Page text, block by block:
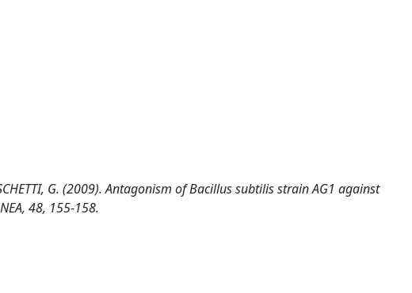
G. (2009). Antagonism of Bacillus subtilis strain AG1 against
48, 155-158.